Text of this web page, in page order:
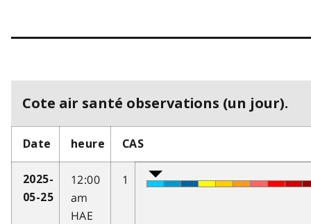
Cote air santé observations (un jour).
Date heure CAS
2025-
05-25
12:00
am
HAE
1